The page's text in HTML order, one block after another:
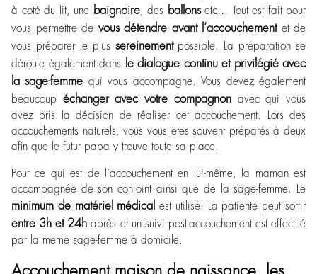
à coté du lit, une baignoire, des ballonsetc… Tout est fait pour
vous permettre de vous détendre avant l’accouchementet de
vous préparer le plus sereinementpossible. La préparation se
déroule également dans
le dialogue continu et privilégié avec
la sage-femme qui vous accompagne. Vous devez également
beaucoup échanger avec votre compagnonavec qui vous
avez pris la décision de réaliser cet accouchement. Lors des
accouchements naturels, vous vous êtes souvent préparés à deux
afin que le futur papa y trouve toute sa place.
Pour ce qui est de l’accouchement en lui-même, la maman est
accompagnée de son conjoint ainsi que de la sage-femme. Le
minimum de matériel médical est utilisé. La patiente peut sortir
entre 3h et 24h après et un suivi post-accouchement est effectué
par la même sage-femme à domicile.